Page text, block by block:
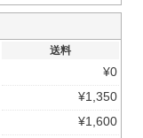
送料
¥0
¥1,350
¥1,600